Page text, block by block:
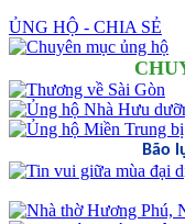
ỦNG HỘ - CHIA SẺ
Bão